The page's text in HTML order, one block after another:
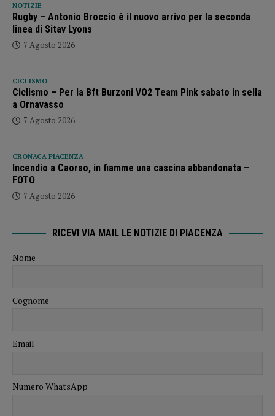
NOTIZIE
Rugby – Antonio Broccio è il nuovo arrivo per la seconda
linea di Sitav Lyons
7 Agosto 2026
CICLISMO
Ciclismo – Per la Bft Burzoni VO2 Team Pink sabato in sella
a Ornavasso
7 Agosto 2026
CRONACA PIACENZA
Incendio a Caorso, in fiamme una cascina abbandonata –
FOTO
7 Agosto 2026
RICEVI VIA MAIL LE NOTIZIE DI PIACENZA
Nome
Cognome
Email
Numero WhatsApp